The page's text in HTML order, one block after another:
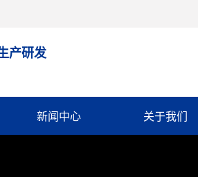
产研发
新闻中心 关于我们